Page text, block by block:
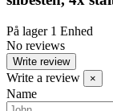
På lager 1 Enhed
No reviews
Write review
Write a review ×
Name